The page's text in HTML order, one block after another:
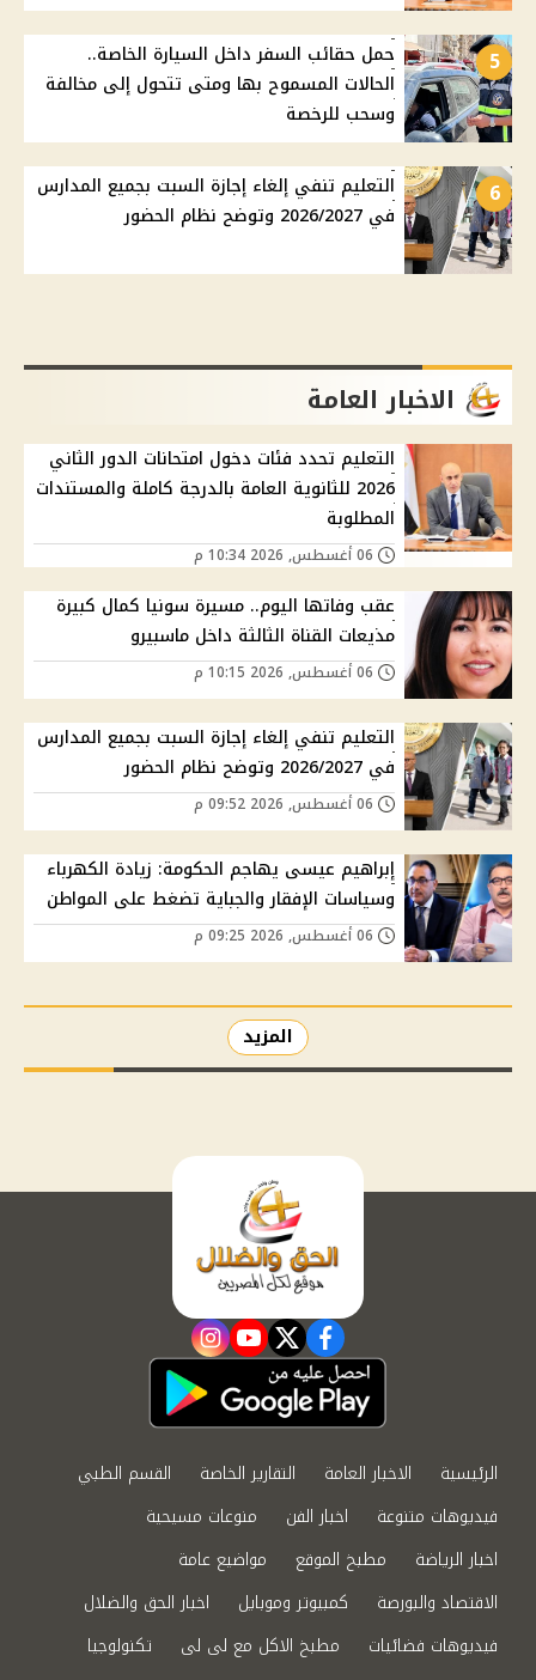
5
حمل حقائب السفر داخل السيارة الخاصة..
الحالات المسموح بها ومتى تتحول إلى مخالفة
وسحب للرخصة
6
التعليم تنفي إلغاء إجازة السبت بجميع المدارس
في 2026/2027 وتوضح نظام الحضور
الاخبار العامة
التعليم تحدد فئات دخول امتحانات الدور الثاني
2026 للثانوية العامة بالدرجة كاملة والمستندات
المطلوبة
عقب وفاتها اليوم.. مسيرة سونيا كمال كبيرة
مذيعات القناة الثالثة داخل ماسبيرو
التعليم تنفي إلغاء إجازة السبت بجميع المدارس
في 2026/2027 وتوضح نظام الحضور
إبراهيم عيسى يهاجم الحكومة: زيادة الكهرباء
وسياسات الإفقار والجباية تضغط على المواطن
المزيد
facebook
twitter
youtube
instagram
الرئيسية الاخبار العامة التقارير الخاصة
القسم الطبي
فيديوهات متنوعة
اخبار الفن
منوعات مسيحية
اخبار الرياضة
مطبخ الموقع
مواضيع عامة
الاقتصاد والبورصة
كمبيوتر وموبايل
اخبار الحق والضلال
فيديوهات فضائيات
مطبخ الاكل مع لى لى
تكنولوجيا